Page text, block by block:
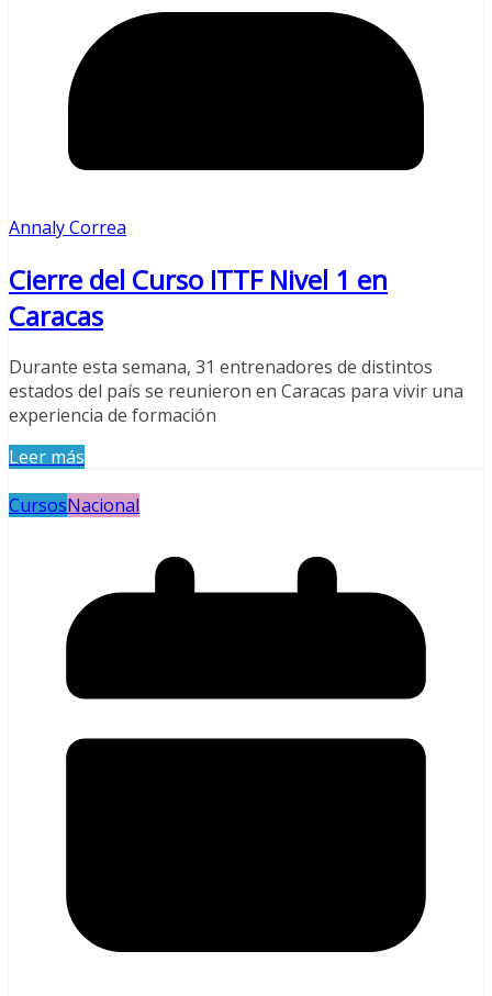
Annaly Correa
Cierre del Curso ITTF Nivel 1 en
Caracas
Durante esta semana, 31 entrenadores de distintos
estados del país se reunieron en Caracas para vivir una
experiencia de formación
Leer más
CursosNacional